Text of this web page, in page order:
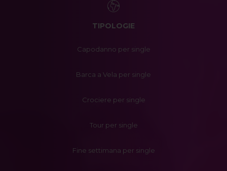
TIPOLOGIE
Capodanno per single
Barca a Vela per single
Crociere per single
Tour per single
Fine settimana per single